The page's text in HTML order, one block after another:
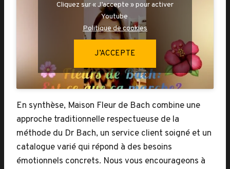
Cliquez sur « J’accepte » pour activer
Youtube
Politique de cookies
J’ACCEPTE
En synthèse, Maison Fleur de Bach combine une
approche traditionnelle respectueuse de la
méthode du Dr Bach, un service client soigné et un
catalogue varié qui répond à des besoins
émotionnels concrets. Nous vous encourageons à